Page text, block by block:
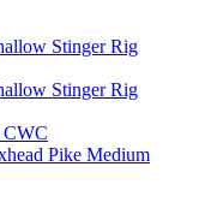
Stinger Rig
Stinger Rig
Pike Medium